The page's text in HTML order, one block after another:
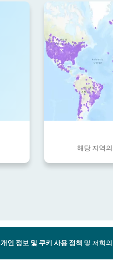
해당 지역
개인 정보 및 쿠키 사용 정책 및 저희